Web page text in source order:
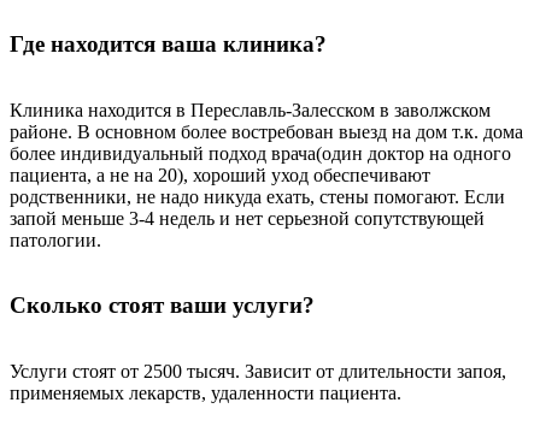
Где находится ваша клиника?
Клиника находится в Переславль-Залесском в заволжском
районе. В основном более востребован выезд на дом т.к. дома
более индивидуальный подход врача(один доктор на одного
пациента, а не на 20), хороший уход обеспечивают
родственники, не надо никуда ехать, стены помогают. Если
запой меньше 3-4 недель и нет серьезной сопутствующей
патологии.
Сколько стоят ваши услуги?
Услуги стоят от 2500 тысяч. Зависит от длительности запоя,
применяемых лекарств, удаленности пациента.